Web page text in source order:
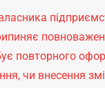
повторного
чи внесення